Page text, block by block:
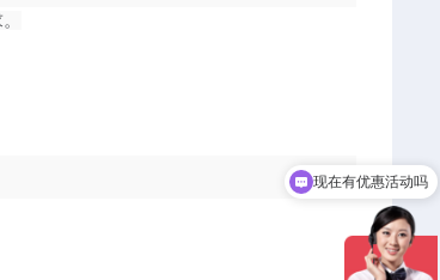
。
可以介绍下你们的产品么